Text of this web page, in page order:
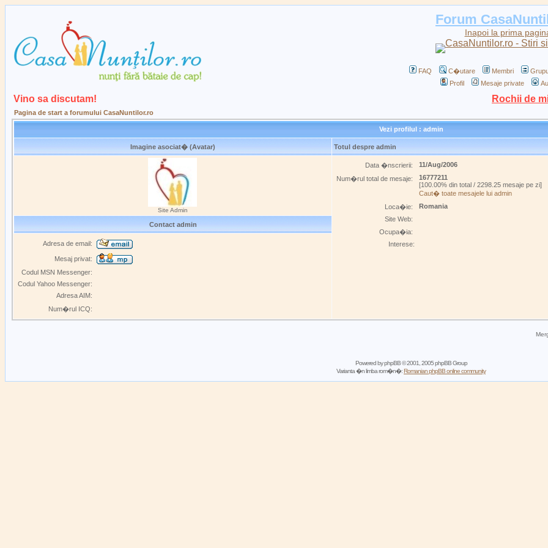
Forum
Inapoi la prima
FAQ C�utare Membri
Profil
Mesaje private
Vino sa discutam! Rochii de
Pagina de start a forumului CasaNuntilor.ro
Vezi profilul : admin
Imagine asociat� (Avatar) Totul despre admin
Site Admin
Data �nscrierii:
11/Aug/2006
Num�rul total de mesaje:
16777211
[100.00% din total / 2298.25 mesaje pe zi]
Caut� toate mesajele lui admin
Loca�ie:
Romania
Site Web:
Ocupa�ia:
Interese:
Contact admin
Adresa de email:
Mesaj privat:
Codul MSN Messenger:
Codul Yahoo Messenger:
Adresa AIM:
Num�rul ICQ:
Powered byphpBB© 2001, 2005 phpBB Group
Varianta �n limba rom�n�:Romanian phpBB online community